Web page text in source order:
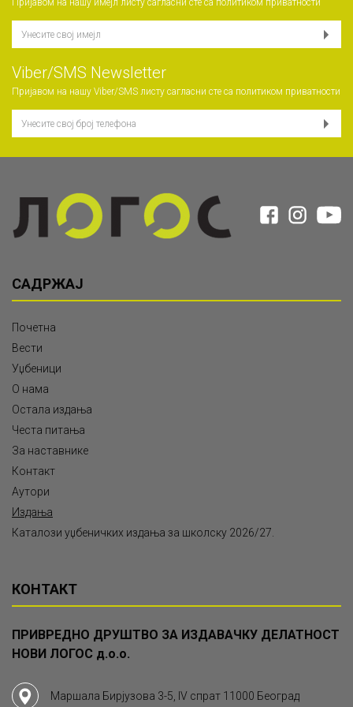
Пријавом на нашу имејл листу сагласни сте са политиком приватности
Viber/SMS Newsletter
Пријавом на нашу Viber/SMS листу сагласни сте са политиком приватности
САДРЖАЈ
Почетна
Вести
Уџбеници
О нама
Остала издања
Честа питања
За наставнике
Контакт
Аутори
Издања
Каталози уџбеничких издања за школску 2026/27.
КОНТАКТ
ПРИВРЕДНО ДРУШТВО ЗА ИЗДАВАЧКУ ДЕЛАТНОСТ
НОВИ ЛОГОС д.о.о.
Маршала Бирјузова 3-5, IV спрат 11000 Београд